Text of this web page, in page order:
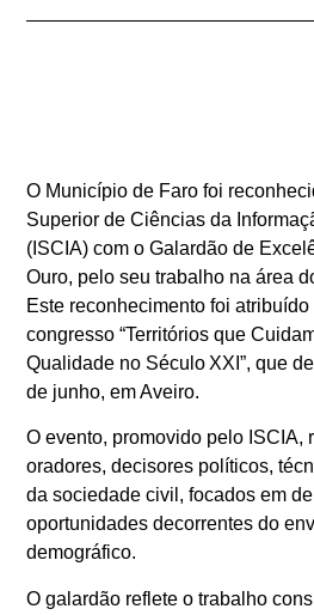
O Município de Faro foi
Superior de Ciências da
(ISCIA) com o Galardão de
Ouro, pelo seu trabalho na área
Este reconhecimento foi
congresso “Territórios que
Qualidade no Século XXI”, que
de junho, em Aveiro.
O evento, promovido pelo ISCIA,
oradores, decisores políticos,
da sociedade civil, focados em
oportunidades decorrentes do
demográfico.
O galardão reflete o trabalho